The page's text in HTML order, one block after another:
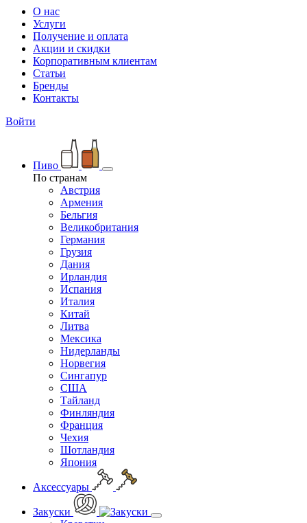
О нас
Услуги
Получение и оплата
Акции и скидки
Корпоративным клиентам
Статьи
Бренды
Контакты
Войти
Пиво
По странам
Австрия
Армения
Бельгия
Великобритания
Германия
Грузия
Дания
Ирландия
Испания
Италия
Китай
Литва
Мексика
Нидерланды
Норвегия
Сингапур
США
Тайланд
Финляндия
Франция
Чехия
Шотландия
Япония
Аксессуары
Закуски